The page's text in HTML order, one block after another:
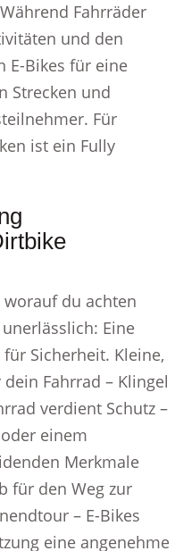
Fahrräder
und den
E-Bikes für eine
Strecken und
Für
ist ein Fully
worauf du achten
Eine
Sicherheit. Kleine,
Fahrrad – Klingel
verdient Schutz –
einem
Merkmale
für den Weg zur
– E-Bikes
eine angenehme